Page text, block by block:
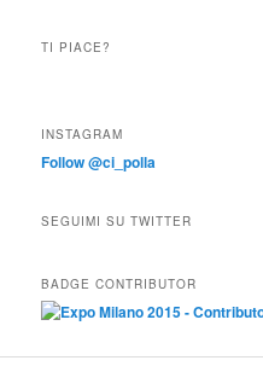
TI PIACE?
INSTAGRAM
Follow @ci_polla
SEGUIMI SU TWITTER
BADGE CONTRIBUTOR